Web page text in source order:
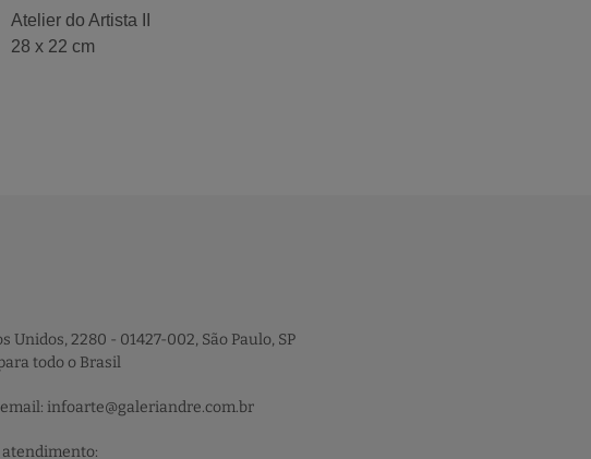
Atelier do Artista II
28 x 22 cm
Unidos, 2280 - 01427-002, São Paulo, SP
todo o Brasil
infoarte@galeriandre.com.br